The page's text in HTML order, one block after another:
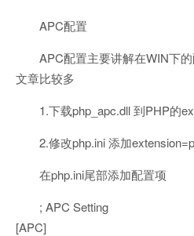
APC配置
APC配置主要讲解在WIN下
文章比较多
1.下载php_apc.dll 到PHP的
2.修改php.ini 添加
在php.ini尾部添加配置项
; APC Setting
[APC]